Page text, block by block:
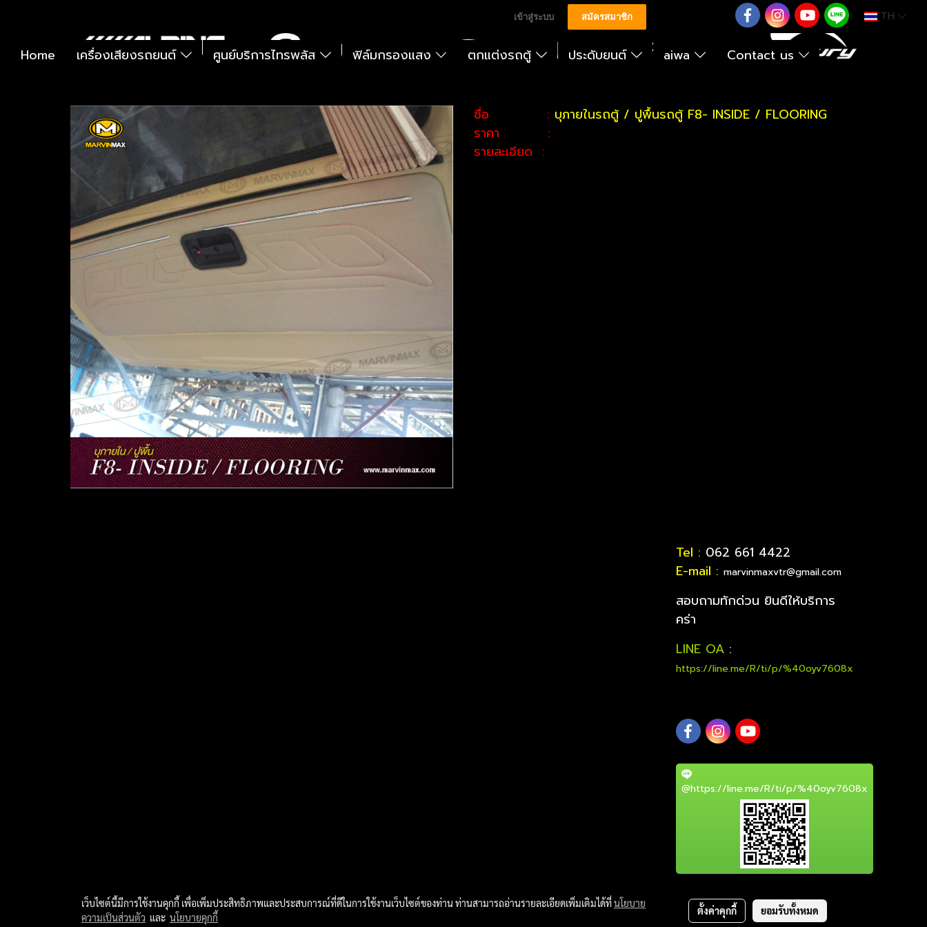
เข้าสู่ระบบ สมัครสมาชิก TH
Home เครื่องเสียงรถยนต์ ศูนย์บริการไทรพลัส ฟิล์มกรองแสง ตกแต่งรถตู้ ประดับยนต์ aiwa Contact us
ชื่อ : บุภายในรถตู้ / ปูพื้นรถตู้ F8- INSIDE / FLOORING
ราคา :
รายละเอียด :
Tel : 062 661 4422
E-mail : marvinmaxvtr@gmail.com
สอบถามทักด่วน ยินดีให้บริการ
คร่า
LINE OA:
https://line.me/R/ti/p/%40oyv7608x
@https://line.me/R/ti/p/%40oyv7608x
เว็บไซต์นี้มีการใช้งานคุกกี้ เพื่อเพิ่มประสิทธิภาพและประสบการณ์ที่ดีในการใช้งานเว็บไซต์ของท่าน ท่านสามารถอ่านรายละเอียดเพิ่มเติมได้ที่นโยบาย
ความเป็นส่วนตัว และ นโยบายคุกกี้
ตั้งค่าคุกกี้ ยอมรับทั้งหมด